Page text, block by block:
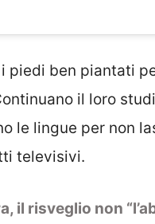
ben piantati
il loro
le lingue per non
televisivi.
il risveglio non